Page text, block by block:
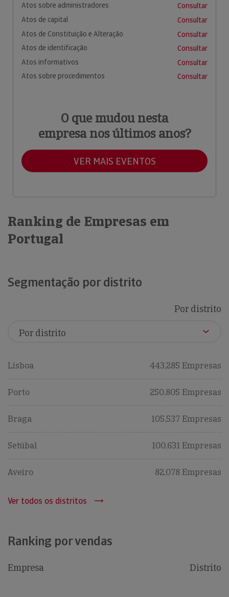
Atos sobre administradores
Consultar
Atos de capital
Consultar
Atos de Constituição e Alteração
Consultar
Atos de identificação
Consultar
Atos informativos
Consultar
Atos sobre procedimentos
Consultar
O que mudou nesta
empresa nos últimos anos?
VER MAIS EVENTOS
Ranking de Empresas em
Portugal
Segmentação por distrito
Por distrito
Lisboa 443,285 Empresas
Porto 250,805 Empresas
Braga 105,537 Empresas
Setúbal 100,631 Empresas
Aveiro 82,078 Empresas
Ver todos os distritos
Ranking por vendas
Empresa Distrito